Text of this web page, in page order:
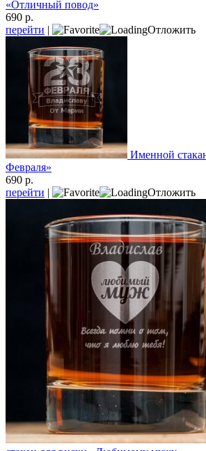
«Отличный повод»
690 р.
перейти | Отложить
Именной
Февраля»
690 р.
перейти | Отложить